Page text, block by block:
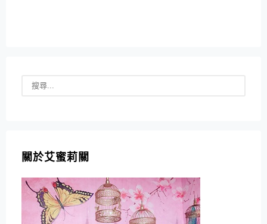
關於艾蜜莉關